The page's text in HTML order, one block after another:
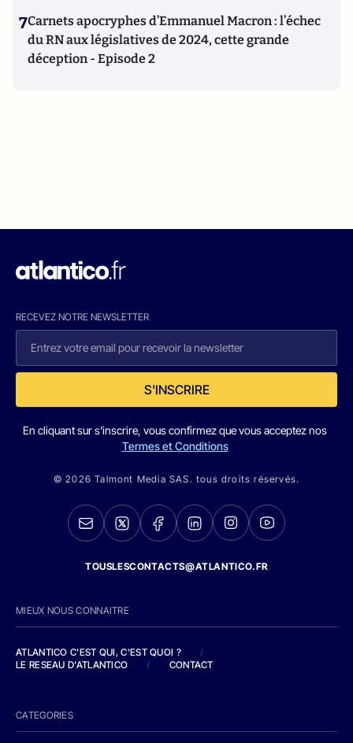
7Carnets apocryphes d’Emmanuel Macron : l’échec
du RN aux législatives de 2024, cette grande
déception - Episode 2
RECEVEZ NOTRE NEWSLETTER
S'INSCRIRE
En cliquant sur s'inscrire, vous confirmez que vous acceptez nos
Termes et Conditions
© 2026 Talmont Media SAS. tous droits réservés.
TOUSLESCONTACTS@ATLANTICO.FR
MIEUX NOUS CONNAITRE
ATLANTICO C'EST QUI, C'EST QUOI ?
/
LE RESEAU D'ATLANTICO
/ CONTACT
CATEGORIES